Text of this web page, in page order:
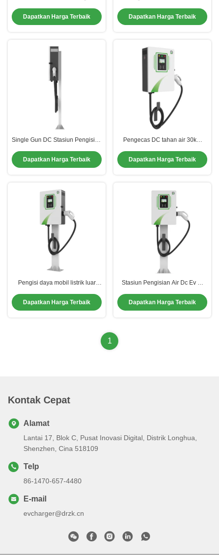
CCS2 Standar
Dapatkan Harga Terbaik
Dengan Warna Disesuaikan
Dapatkan Harga Terbaik
Single Gun DC Stasiun Pengisian
Charger
Dapatkan Harga Terbaik
Pengecas DC tahan air 30kW
komersial
Dapatkan Harga Terbaik
Pengisi daya mobil listrik luar
pengisian listrik rumah DC
Dapatkan Harga Terbaik
Stasiun Pengisian Air Dc Ev Di
Dapatkan Harga Terbaik
1
Kontak Cepat
Alamat
Lantai 17, Blok C, Pusat Inovasi Digital, Distrik Longhua,
Shenzhen, Cina 518109
Telp
86-1470-657-4480
E-mail
evcharger@drzk.cn